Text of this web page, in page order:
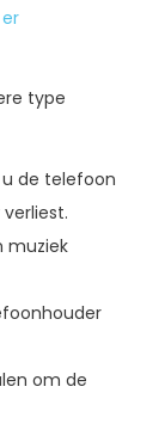
type
de telefoon
muziek
om de